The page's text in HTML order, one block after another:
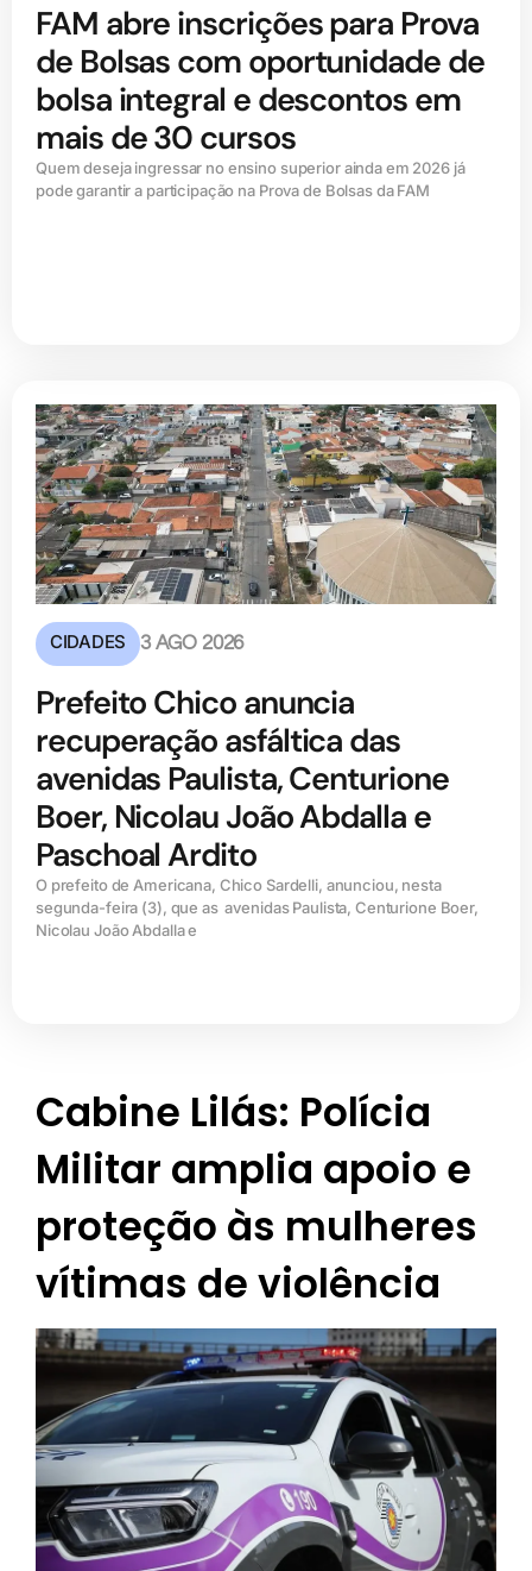
FAM abre inscrições para Prova
de Bolsas com oportunidade de
bolsa integral e descontos em
mais de 30 cursos
Quem deseja ingressar no ensino superior ainda em 2026 já
pode garantir a participação na Prova de Bolsas da FAM
CIDADES 3 AGO 2026
Prefeito Chico anuncia
recuperação asfáltica das
avenidas Paulista, Centurione
Boer, Nicolau João Abdalla e
Paschoal Ardito
O prefeito de Americana, Chico Sardelli, anunciou, nesta
segunda-feira (3), que as avenidas Paulista, Centurione Boer,
Nicolau João Abdalla e
Cabine Lilás: Polícia
Militar amplia apoio e
proteção às mulheres
vítimas de violência